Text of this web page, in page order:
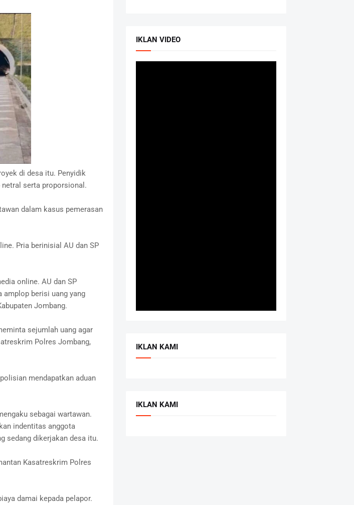
di desa itu. Penyidik
netral serta proporsional.
dalam kasus pemerasan
Pria berinisial AU dan SP
online. AU dan SP
berisi uang yang
Jombang.
sejumlah uang agar
Polres Jombang,
mendapatkan aduan
sebagai wartawan.
indentitas anggota
sedang dikerjakan desa itu.
Kasatreskrim Polres
damai kepada pelapor.
IKLAN VIDEO
IKLAN KAMI
IKLAN KAMI